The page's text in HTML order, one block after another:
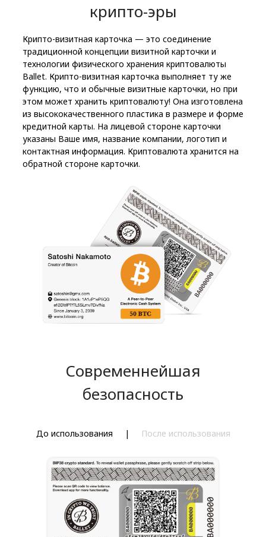
крипто-эры
Крипто-визитная карточка — это соединение
традиционной концепции визитной карточки и
технологии физического хранения криптовалюты
Ballet. Крипто-визитная карточка выполняет ту же
функцию, что и обычные визитные карточки, но при
этом может хранить криптовалюту! Она изготовлена
из высококачественного пластика в размере и форме
кредитной карты. На лицевой стороне карточки
указаны Ваше имя, название компании, логотип и
контактная информация. Криптовалюта хранится на
обратной стороне карточки.
Современнейшая
безопасность
До использования | После использования